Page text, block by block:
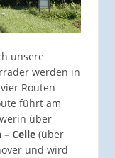
unsere
werden in
Routen
führt am
über
– Celle (über
und wird